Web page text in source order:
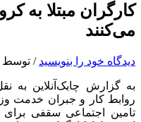
کارگران مبتلا به
می‌کنند
دیدگاه‌ خود را بنویسید / توسط
به گزارش چابک‌آنلاین به
روابط کار و جبران خدمت
تامین اجتماعی سقفی